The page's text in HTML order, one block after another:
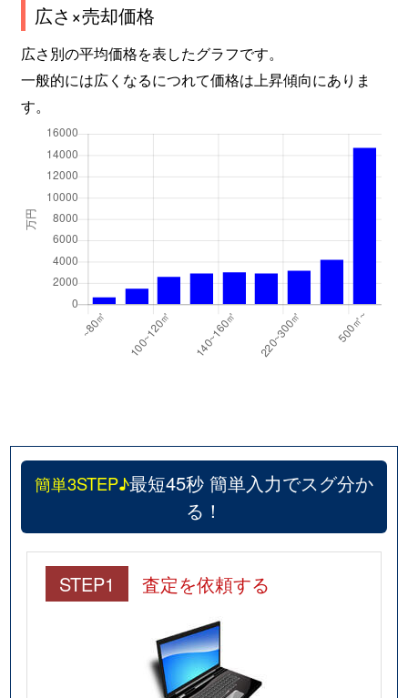
広さ×売却価格
広さ別の平均価格を表したグラフです。
一般的には広くなるにつれて価格は上昇傾向にありま
す。
簡単3STEP♪最短45秒 簡単入力でスグ分か
る！
STEP1 査定を依頼する